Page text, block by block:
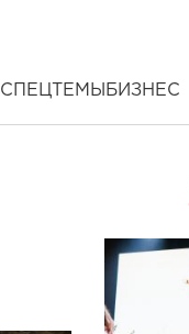
СПЕЦТЕМЫ БИЗНЕС